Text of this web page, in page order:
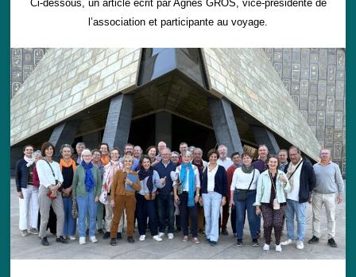
Ci-dessous, un article écrit par Agnès GROS, vice-présidente de
l’association et participante au voyage.